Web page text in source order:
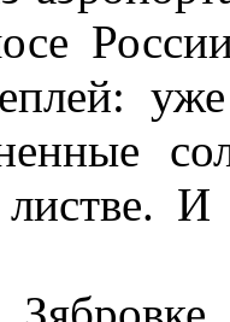
уже
листве.